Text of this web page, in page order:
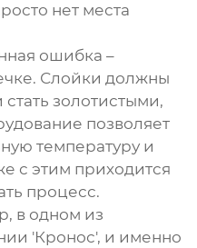
нет места
ошибка –
Слойки должны
золотистыми,
позволяет
температуру и
с этим приходится
процесс.
в одном из
'Кронос', и именно